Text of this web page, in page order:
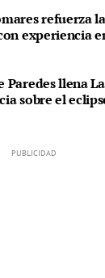
refuerza
experiencia
Paredes llena
sobre el